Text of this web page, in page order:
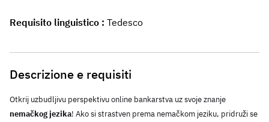
Requisito linguistico Tedesco
Descrizione e requisiti
nemačkog jezika! Ako si strastven prema nemačkom jeziku, pridruži se